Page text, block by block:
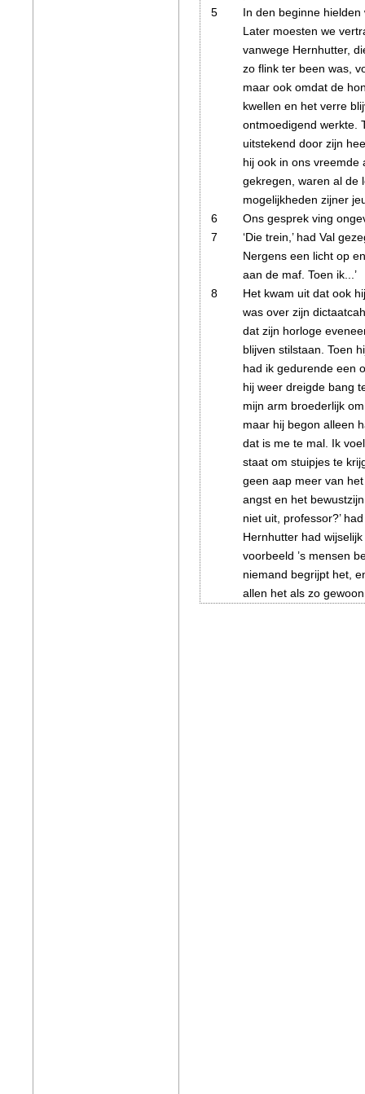
5
In den beginne
Later moesten we
vanwege Hernhutter,
zo flink ter been was,
maar ook omdat de
kwellen en het verre
ontmoedigend werkte.
uitstekend door zijn
hij ook in ons vreemde
gekregen, waren al de
mogelijkheden zijner
6
Ons gesprek ving
7
‘Die trein,’ had Val
Nergens een licht op
aan de maf . Toen ik...’
8
Het kwam uit dat ook
was over zijn
dat zijn horloge
blijven stilstaan. Toen
had ik gedurende een
hij weer dreigde bang
mijn arm broederlijk
maar hij begon alleen
dat is me te mal. Ik
staat om stuipjes te
geen aap meer van
angst en het
niet uit, professor?’
Hernhutter had
voorbeeld ’s mensen
niemand begrijpt het,
allen het als zo